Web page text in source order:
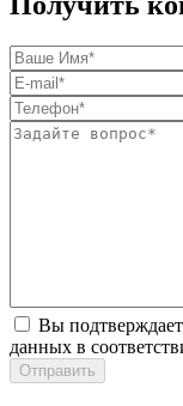
Вы
данных в
Отправить